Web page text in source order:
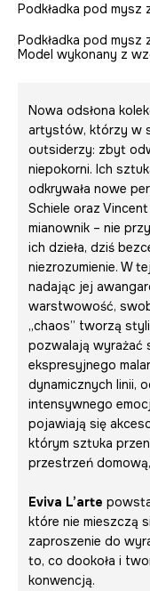
Podkładka pod mysz
Podkładka pod mysz
Model wykonany z
Nowa odsłona
artystów, którzy w
outsiderzy: zbyt
niepokorni. Ich
odkrywała nowe
Schiele oraz
mianownik – nie
ich dzieła, dziś
niezrozumienie. W
nadając jej
warstwowość,
„chaos” tworzą
pozwalają wyrażać
ekspresyjnego
dynamicznych linii,
intensywnego
pojawiają się
którym sztuka
przestrzeń
Eviva L’arte
które nie mieszczą
zaproszenie do
to, co dookoła i
konwencją.